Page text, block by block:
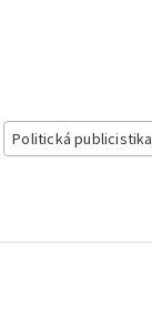
Politická publicistika